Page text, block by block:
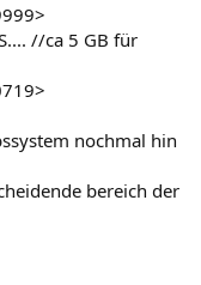
//ca 5 GB für
nochmal hin
bereich der